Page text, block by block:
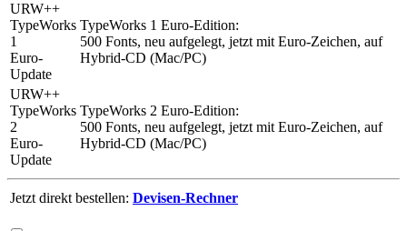
URW++
TypeWorks
1
Euro-
Update
TypeWorks 1 Euro-Edition:
500 Fonts, neu aufgelegt, jetzt mit Euro-Zeichen, auf
Hybrid-CD (Mac/PC)
URW++
TypeWorks
2
Euro-
Update
TypeWorks 2 Euro-Edition:
500 Fonts, neu aufgelegt, jetzt mit Euro-Zeichen, auf
Hybrid-CD (Mac/PC)
Jetzt direkt bestellen: Devisen-Rechner